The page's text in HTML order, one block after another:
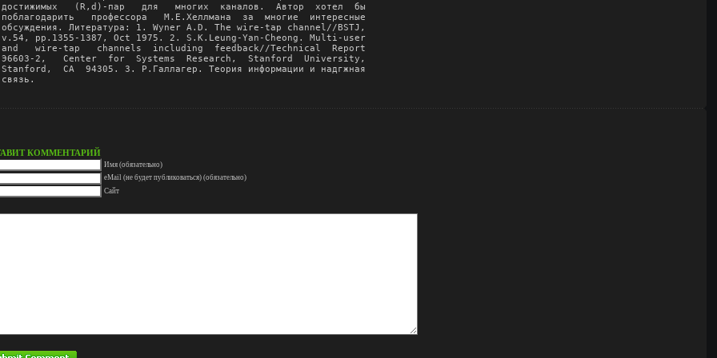
КОММЕНТАРИЙ
Имя (обязательно)
eMail (не будет публиковаться) (обязательно)
Сайт